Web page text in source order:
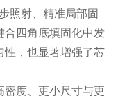
射、精准局部固
合四角底填固化中发
性，也显著增强了芯
度、更小尺寸与更